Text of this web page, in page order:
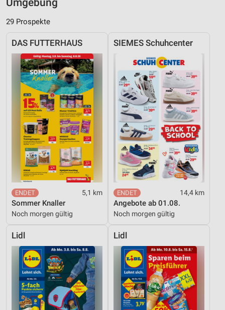
Umgebung
29 Prospekte
DAS FUTTERHAUS
5,1 km
Sommer Knaller
Noch morgen gültig
SIEMES Schuhcenter
14,4 km
Angebote ab 01.08.
Noch morgen gültig
Lidl Lidl